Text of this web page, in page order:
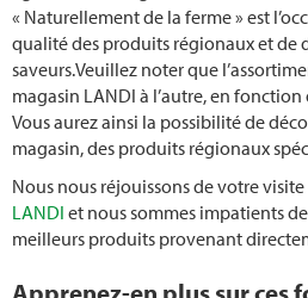
« Naturellement de la ferme » est
qualité des produits régionaux et de
saveurs.Veuillez noter que
magasin LANDI à l’autre, en
Vous aurez ainsi la possibilité de
magasin, des produits régionaux
Nous nous réjouissons de votre
LANDI et nous sommes impatients
meilleurs produits provenant